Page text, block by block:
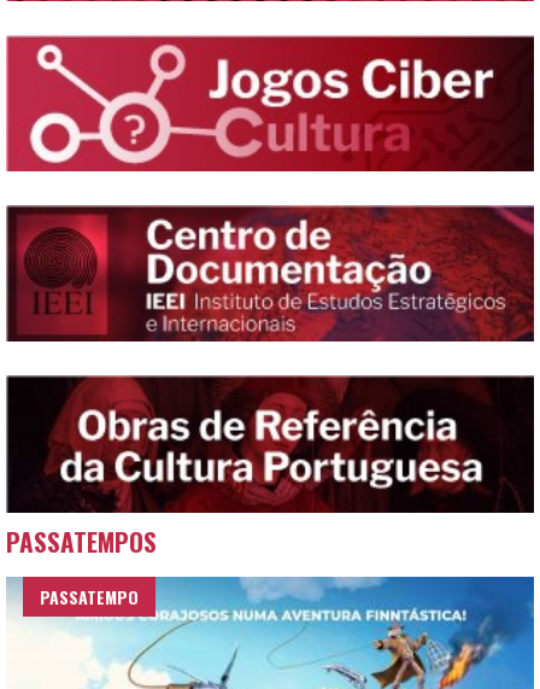
PASSATEMPOS
PASSATEMPO